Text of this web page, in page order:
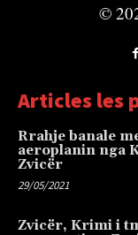
©
Articles les
Rrahje banale
aeroplanin nga
Zvicër
29/05/2021
Zvicër, Krimi i